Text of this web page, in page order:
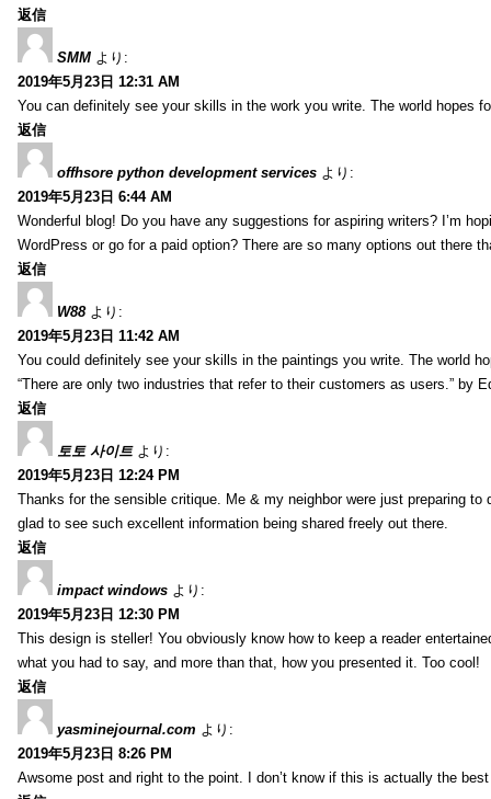
返信
SMM より:
2019年5月23日 12:31 AM
You can definitely see your skills in the work you write. The world hopes
返信
offhsore python development services より:
2019年5月23日 6:44 AM
Wonderful blog! Do you have any suggestions for aspiring writers? I’m
WordPress or go for a paid option? There are so many options out there
返信
W88 より:
2019年5月23日 11:42 AM
You could definitely see your skills in the paintings you write. The world
“There are only two industries that refer to their customers as users.” by
返信
토토 사이트 より:
2019年5月23日 12:24 PM
Thanks for the sensible critique. Me & my neighbor were just preparing
glad to see such excellent information being shared freely out there.
返信
impact windows より:
2019年5月23日 12:30 PM
This design is steller! You obviously know how to keep a reader
what you had to say, and more than that, how you presented it. Too cool!
返信
yasminejournal.com より:
2019年5月23日 8:26 PM
Awsome post and right to the point. I don’t know if this is actually the